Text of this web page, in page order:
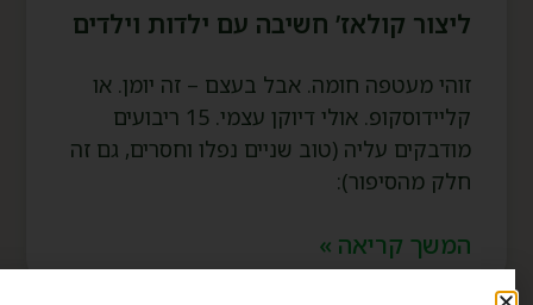
ליצור קולאז’ חשיבה עם ילדות וילדים
זוהי מעטפה חומה. אבל בעצם – זה יומן. או
קליידוסקופ. אולי דיוקן עצמי. 15 ריבועים
מודבקים עליה (טוב שניים נפלו וחסרים, גם זה
חלק מהסיפור):
המשך קריאה »